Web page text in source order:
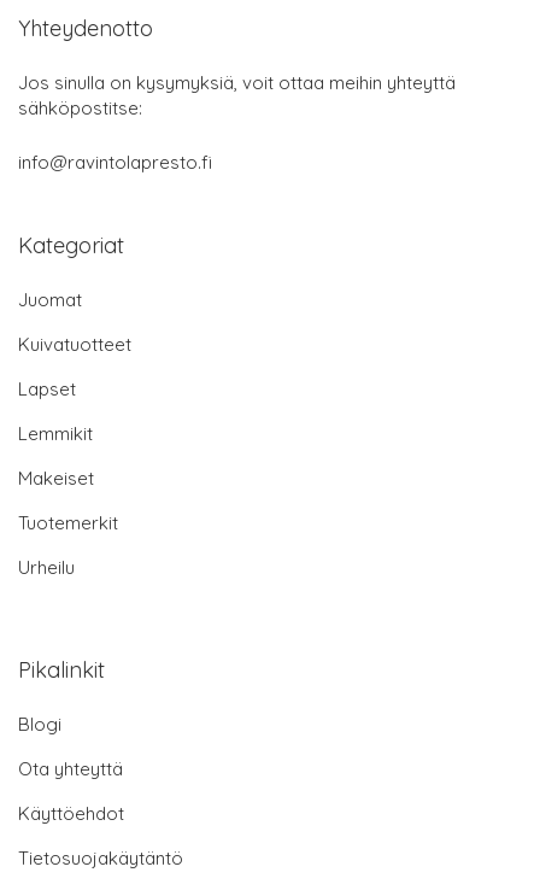
Yhteydenotto
Jos sinulla on kysymyksiä, voit ottaa meihin yhteyttä
sähköpostitse:
info@ravintolapresto.fi
Kategoriat
Juomat
Kuivatuotteet
Lapset
Lemmikit
Makeiset
Tuotemerkit
Urheilu
Pikalinkit
Blogi
Ota yhteyttä
Käyttöehdot
Tietosuojakäytäntö